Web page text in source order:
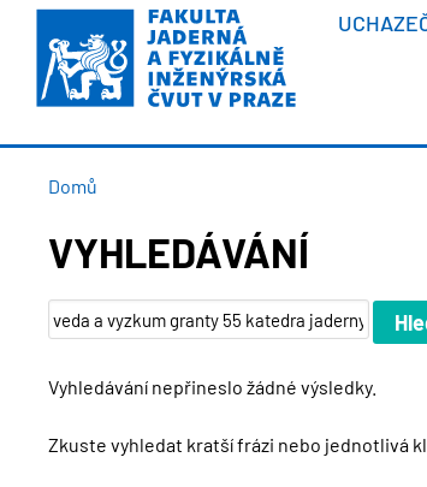
Přejít
hlavnímu
obsahu
DROBEČKOVÁ
Domů
VYHLEDÁVÁNÍ
Vyhledávání nepřineslo žádné výsledky.
Zkuste vyhledat kratší frázi nebo jednotlivá